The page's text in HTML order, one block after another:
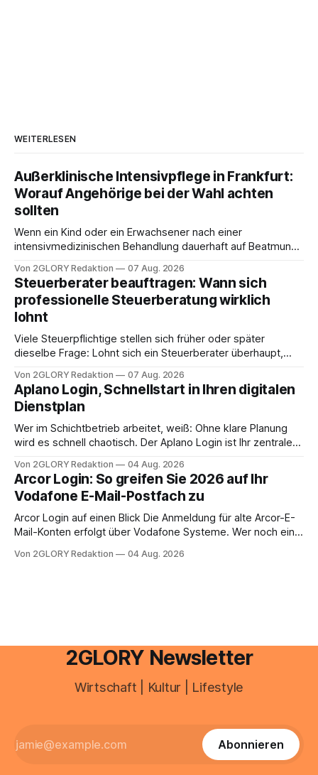
WEITERLESEN
Außerklinische Intensivpflege in Frankfurt:
Worauf Angehörige bei der Wahl achten
sollten
Wenn ein Kind oder ein Erwachsener nach einer
intensivmedizinischen Behandlung dauerhaft auf Beatmung
angewiesen ist, stellt sich für Familien eine schwierige
Frage: Muss die Versorgung dauerhaft in der Klinik bleiben –
oder ist ein Leben zu Hause möglich? Die außerklinische
Intensivpflege bietet genau diese Alternative: Sie
Von 2GLORY Redaktion 07 Aug. 2026
Steuerberater beauftragen: Wann sich
professionelle Steuerberatung wirklich
lohnt
Viele Steuerpflichtige stellen sich früher oder später
dieselbe Frage: Lohnt sich ein Steuerberater überhaupt,
erledigen? Die kurze Antwort: Bei einfachen
Einkommensverhältnissen reicht häufig eine Steuersoftware
aus – sobald jedoch mehrere Einkunftsarten
zusammentreffen oder größere finanzielle Veränderungen
anstehen, zahlt sich professionelle Unterstützung meist
Von 2GLORY Redaktion 07 Aug. 2026
Aplano Login, Schnellstart in Ihren digitalen
Dienstplan
Wer im Schichtbetrieb arbeitet, weiß: Ohne klare Planung
wird es schnell chaotisch. Der Aplano Login ist Ihr zentraler
abwesenheiten und die gesamte kommunikation rund um
Ihr personal digital zu organisieren. In diesem Leitfaden
erfahren Sie alles, was Sie für einen reibungslosen Einstieg
brauchen, von der Registrierung
Von 2GLORY Redaktion 04 Aug. 2026
Arcor Login: So greifen Sie 2026 auf Ihr
Vodafone E-Mail-Postfach zu
Arcor Login auf einen Blick Die Anmeldung für alte Arcor-E-
Mail-Konten erfolgt über Vodafone Systeme. Wer noch eine
besitzt, loggt sich heute über das Vodafone E-Mail & Cloud
Von 2GLORY Redaktion 04 Aug. 2026
2GLORY Newsletter
Wirtschaft | Kultur | Lifestyle
Abonnieren